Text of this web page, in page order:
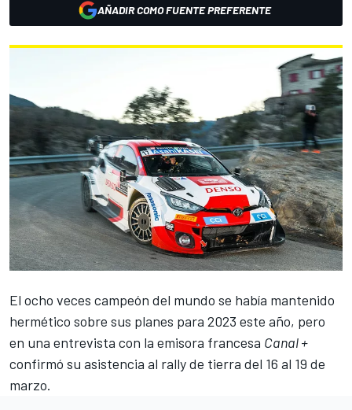
AÑADIR COMO FUENTE PREFERENTE
El ocho veces campeón del mundo se había mantenido
hermético sobre sus planes para 2023 este año, pero
en una entrevista con la emisora francesa Canal +
confirmó su asistencia al rally de tierra del 16 al 19 de
marzo.